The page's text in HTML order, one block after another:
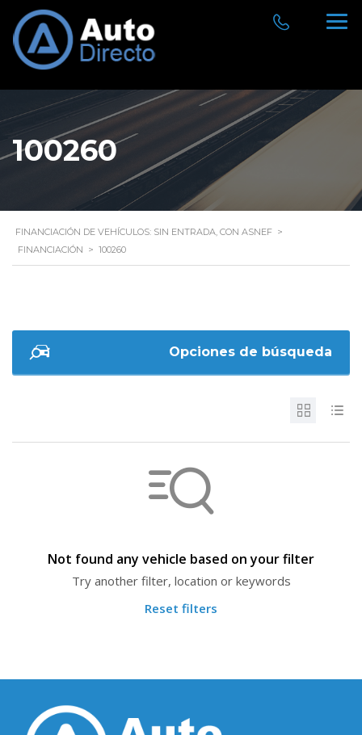
100260
FINANCIACIÓN DE VEHÍCULOS: SIN ENTRADA, CON ASNEF >
FINANCIACIÓN > 100260
Opciones de búsqueda
Not found any vehicle based on your filter
Try another filter, location or keywords
Reset filters